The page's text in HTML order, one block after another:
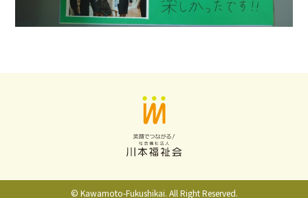
© Kawamoto-Fukushikai. All Right Reserved.